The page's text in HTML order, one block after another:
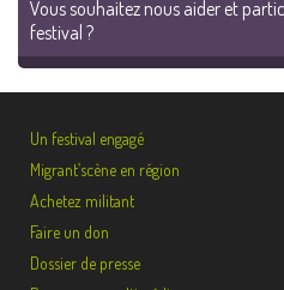
Vous souhaitez nous aider et
festival ?
Un festival engagé
Migrant’scène en région
Achetez militant
Faire un don
Dossier de presse